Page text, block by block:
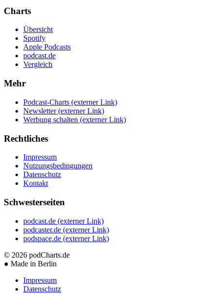
Charts
Übersicht
Spotify
Apple Podcasts
podcast.de
Vergleich
Mehr
Podcast-Charts (externer Link)
Newsletter (externer Link)
Werbung schalten (externer Link)
Rechtliches
Impressum
Nutzungsbedingungen
Datenschutz
Kontakt
Schwesterseiten
podcast.de (externer Link)
podcaster.de (externer Link)
podspace.de (externer Link)
© 2026 podCharts.de
● Made in Berlin
Impressum
Datenschutz